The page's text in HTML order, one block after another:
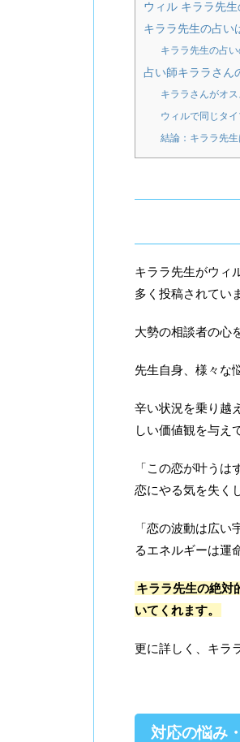
ウィル キララ先
キララ先生の占い
キララ先生の占
占い師キララさん
キララさんがオス
ウィルで同じタ
結論：キララ先
キララ先生がウィ
多く投稿されてい
大勢の相談者の心
先生自身、様々な
辛い状況を乗り越
しい価値観を与え
「この恋が叶う
恋にやる気を失く
「恋の波動は広
るエネルギーは運
キララ先生の絶対
いてくれます。
更に詳しく、キラ
対応の悩み